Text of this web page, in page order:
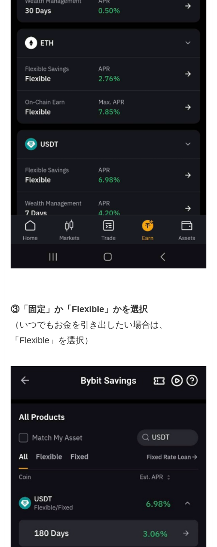
③「固定」か「Flexible」かを選択
（いつでもお金を引き出したい場合は、
「Flexible」を選択）